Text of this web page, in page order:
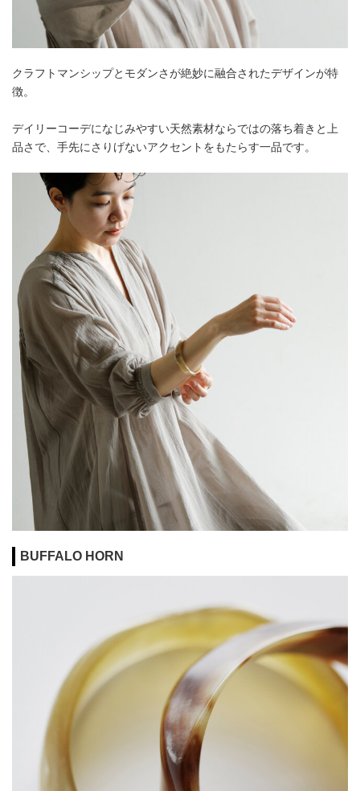
クラフトマンシップとモダンさが絶妙に融合されたデザインが特
徴。
デイリーコーデになじみやすい天然素材ならではの落ち着きと上
品さで、手先にさりげないアクセントをもたらす一品です。
BUFFALO HORN